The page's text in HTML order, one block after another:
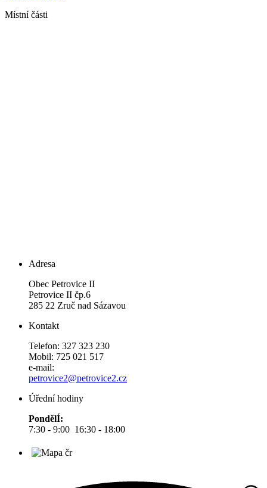
Místní části
Adresa
Obec Petrovice II
Petrovice II čp.6
285 22 Zruč nad Sázavou
Kontakt
Telefon: 327 323 230
Mobil: 725 021 517
e-mail:
petrovice2@petrovice2.cz
Úřední hodiny
PondělÍ:
7:30 - 9:00 16:30 - 18:00